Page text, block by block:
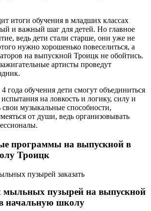
итоги обучения в младших классах
и важный шаг для детей. Но главное
ведь дети стали старше, они уже не
нужно хорошенько повеселиться, а
на выпускной Троицк не обойтись.
артисты проведут
года обучения дети смогут объединиться
на ловкость и логику, силу и
свои музыкальные способности,
от души, ведь организовывать
программы на выпускной в
Троицк
пузырей на выпускной
начальную школу